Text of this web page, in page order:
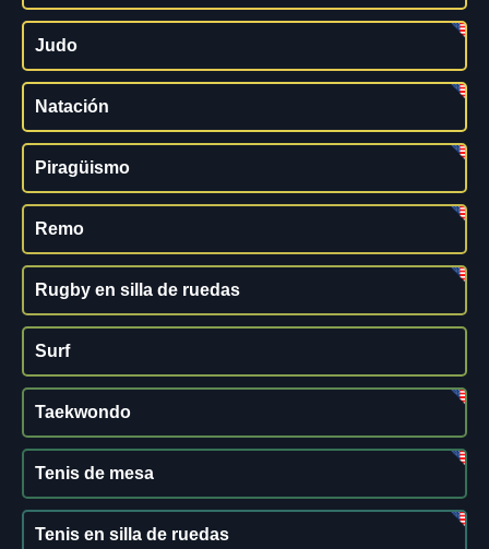
Judo
Natación
Piragüismo
Remo
Rugby en silla de ruedas
Surf
Taekwondo
Tenis de mesa
Tenis en silla de ruedas